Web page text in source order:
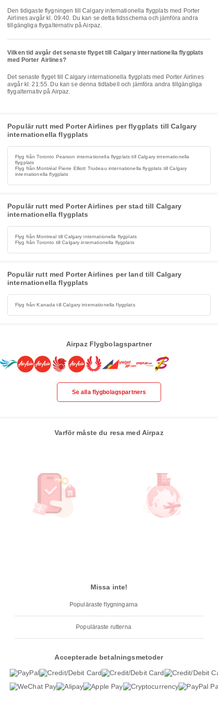
Den tidigaste flygningen till Calgary internationella flygplats med Porter
Airlines avgår kl. 09:40. Du kan se detta tidsschema och jämföra andra
tillgängliga flygalternativ på Airpaz.
Vilken tid avgår det senaste flyget till Calgary internationella flygplats
med Porter Airlines?
Det senaste flyget till Calgary internationella flygplats med Porter Airlines
avgår kl. 21:55. Du kan se denna tidtabell och jämföra andra tillgängliga
flygalternativ på Airpaz.
Populär rutt med Porter Airlines per flygplats till Calgary
internationella flygplats
Flyg från Toronto Pearson internationella flygplats till Calgary internationella
flygplats
Flyg från Montréal Pierre Elliott Trudeau internationella flygplats till Calgary
internationella flygplats
Populär rutt med Porter Airlines per stad till Calgary
internationella flygplats
Flyg från Montreal till Calgary internationella flygplats
Flyg från Toronto till Calgary internationella flygplats
Populär rutt med Porter Airlines per land till Calgary
internationella flygplats
Flyg från Kanada till Calgary internationella flygplats
Airpaz Flygbolagspartner
Se alla flygbolagspartners
Varför måste du resa med Airpaz
Missa inte!
Populäraste flygningarna
Populäraste rutterna
Accepterade betalningsmetoder